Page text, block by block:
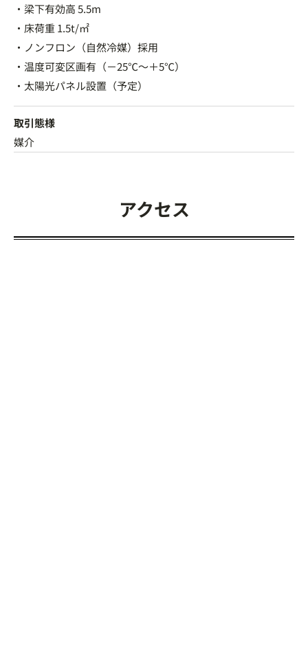
・梁下有効高 5.5m
・床荷重 1.5t/㎡
・ノンフロン（自然冷媒）採用
・温度可変区画有（－25℃～＋5℃）
・太陽光パネル設置（予定）
取引態様
媒介
アクセス